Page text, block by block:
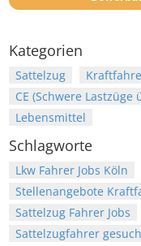
Kategorien
Sattelzug
CE (Schwere
Lebensmittel
Schlagworte
Lkw Fahrer Jobs Köln
Stellenangebote
Sattelzug Fahrer Jobs
Sattelzugfahrer